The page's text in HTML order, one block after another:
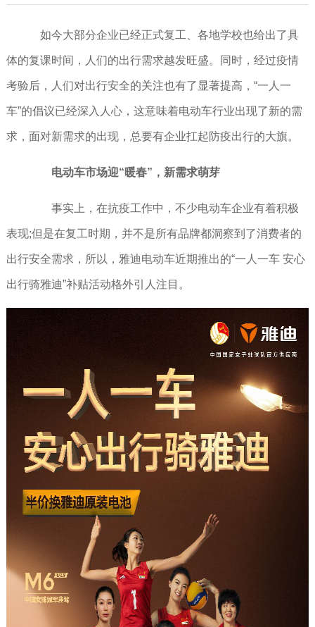
如今大部分企业已经正式复工、各地学校也给出了具
体的复课时间，人们的出行需求越发旺盛。同时，经过疫情
考验后，人们对出行安全的关注也有了显著提高，“一人一
车”的倡议已经深入人心，这意味着电动车行业出现了新的需
求，面对新需求的出现，总要有企业扛起防疫出行的大旗。
电动车市场迎“暖春”，新需求萌芽
事实上，在抗疫工作中，不少电动车企业有着积极
表现;但是在复工时期，并不是所有品牌都洞察到了消费者的
出行安全需求，所以，雅迪电动车近期推出的“一人一车 安心
出行骑雅迪”补贴活动格外引人注目。